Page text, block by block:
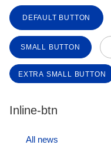
DEFAULT BUTTON
SMALL BUTTON
EXTRA SMALL BUTTON
Inline-btn
All news